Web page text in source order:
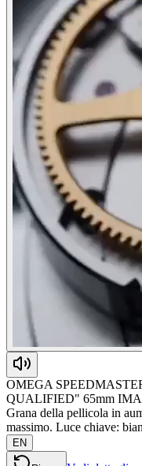
OMEGA
QUALIFIED" 65mm
Grana della pellicola in
massimo. Luce chiave:
EN